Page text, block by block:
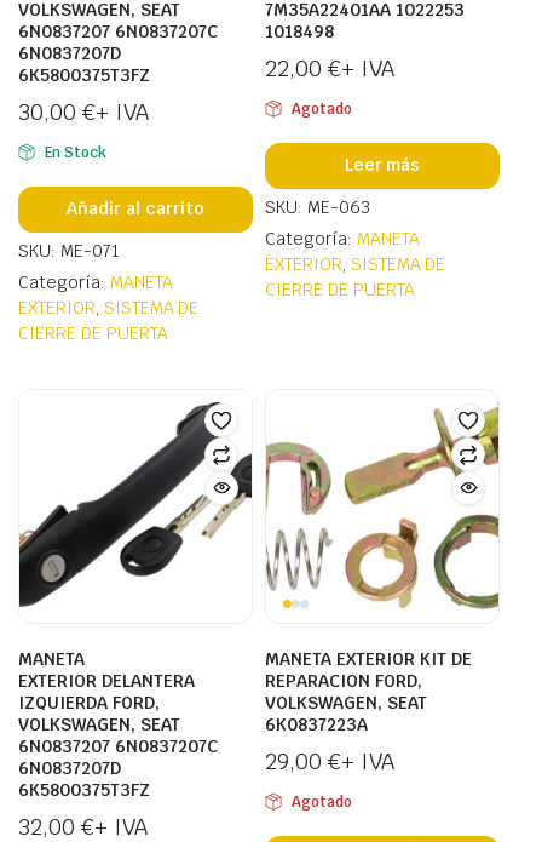
VOLKSWAGEN, SEAT
6N0837207 6N0837207C
6N0837207D
6K5800375T3FZ
30,00 €+ IVA
En Stock
Añadir al carrito
SKU: ME-071
Categoría: MANETA
EXTERIOR, SISTEMA DE
CIERRE DE PUERTA
7M35A22401AA 1022253
1018498
22,00 €+ IVA
Agotado
Leer más
SKU: ME-063
Categoría: MANETA
EXTERIOR, SISTEMA DE
CIERRE DE PUERTA
MANETA
EXTERIOR DELANTERA
IZQUIERDA FORD,
VOLKSWAGEN, SEAT
6N0837207 6N0837207C
6N0837207D
6K5800375T3FZ
32,00 €+ IVA
MANETA EXTERIOR KIT DE
REPARACION FORD,
VOLKSWAGEN, SEAT
6K0837223A
29,00 €+ IVA
Agotado